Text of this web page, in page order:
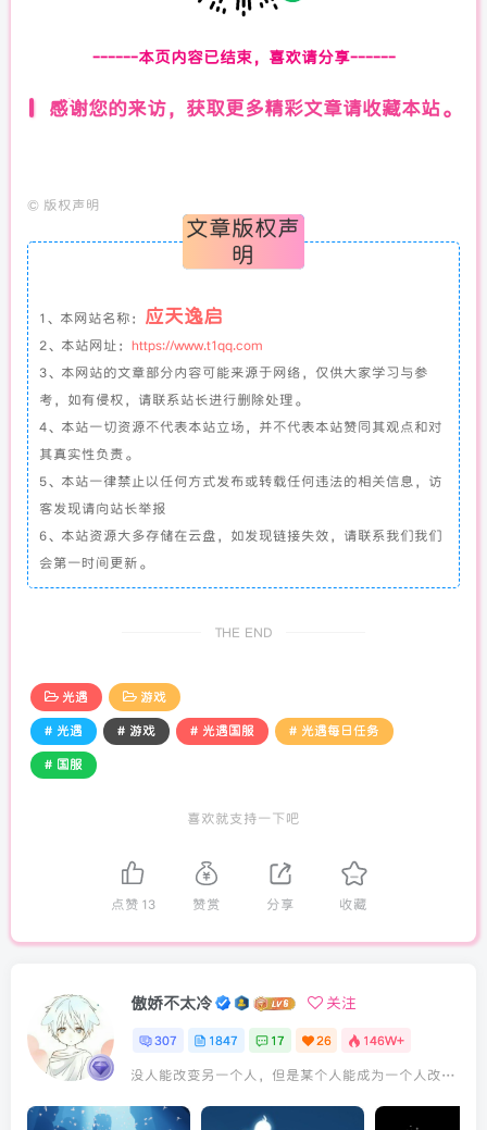
------本页内容已结束，喜欢请分享------
感谢您的来访，获取更多精彩文章请收藏本站。
© 版权声明
文章版权声
明
1、本网站名称： 应天逸启
2、本站网址： https://www.t1qq.com
3、本网站的文章部分内容可能来源于网络，仅供大家学习与参
考，如有侵权，请联系站长进行删除处理。
4、本站一切资源不代表本站立场，并不代表本站赞同其观点和对
其真实性负责。
5、本站一律禁止以任何方式发布或转载任何违法的相关信息，访
客发现请向站长举报
6、本站资源大多存储在云盘，如发现链接失效，请联系我们我们
会第一时间更新。
THE END
光遇 游戏
# 光遇 # 游戏 # 光遇国服 # 光遇每日任务
# 国服
喜欢就支持一下吧
点赞 13 赞赏 分享 收藏
傲娇不太冷 关注
307 1847 17 26 146W+
没人能改变另一个人，但是某个人能成为一个人改变的原因